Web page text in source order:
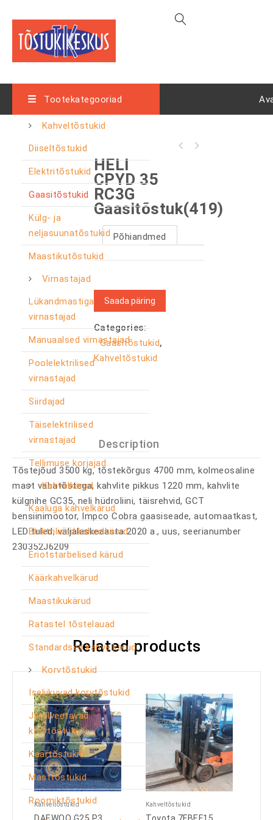
Tootekategooriad
Kahveltõstukid
Diiseltõstukid
Elektritõstukid
Gaasitõstukid
Külg- ja
neljasuunatõstukid
Maastikutõstukid
Virnastajad
Lükandmastiga
virnastajad
Manuaalsed virnastajad
Poolelektrilised
virnastajad
Siirdajad
Täiselektrilised
virnastajad
Tellimuse korjajad
Kahvelkärud
Kaaluga kahvelkärud
Elektrilised kahvelkärud
Eriotstarbelised kärud
Käärkahvelkärud
Maastikukärud
Ratastel tõstelauad
Standardsed kahvelkärud
Korvtõstukid
Iseliikuvad korvtõstukid
Järelveetavad
korvtõstukid
Käärtõstukid
Masttõstukid
Roomiktõstukid
HELI
CPYD 35
RC3G
Gaasitõstuk(419)
Põhiandmed
Saada päring
Categories:
Gaasitõstukid,
Kahveltõstukid
Description
Tõstejõud 3500 kg, tõstekõrgus 4700 mm, kolmeosaline
mast vabatõstega, kahvlite pikkus 1220 mm, kahvlite
külgnihe GC35, neli hüdroliini, täisrehvid, GCT
bensiinimootor, Impco Cobra gaasiseade, automaatkast,
LED tuled, väljalaskeaasta 2020 a., uus, seerianumber
230352J6209
Related products
Kahveltõstukid Kahveltõstukid